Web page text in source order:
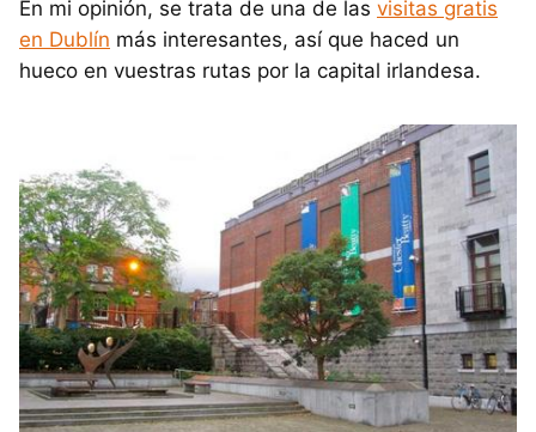
En mi opinión, se trata de una de las visitas gratis
en Dublín más interesantes, así que haced un
hueco en vuestras rutas por la capital irlandesa.